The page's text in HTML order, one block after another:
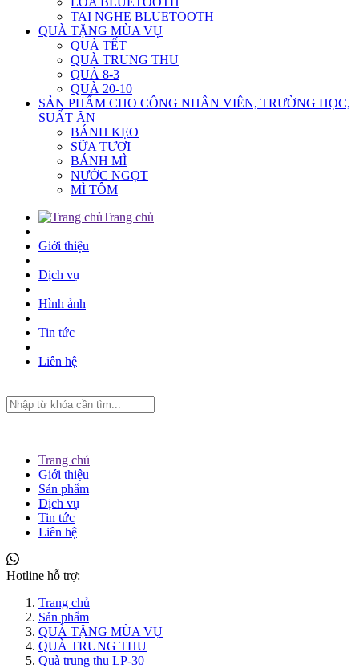
TAI NGHE BLUETOOTH
QUÀ TẶNG MÙA VỤ
QUÀ TẾT
QUÀ TRUNG THU
QUÀ 8-3
QUÀ 20-10
SẢN PHẨM CHO CÔNG NHÂN VIÊN, TRƯỜNG HỌC,
SUẤT ĂN
BÁNH KẸO
SỮA TƯƠI
BÁNH MÌ
NƯỚC NGỌT
MÌ TÔM
Trang chủ
Giới thiệu
Dịch vụ
Hình ảnh
Tin tức
Liên hệ
Trang chủ
Giới thiệu
Sản phẩm
Dịch vụ
Tin tức
Liên hệ
Hotline hỗ trợ:
Trang chủ
Sản phẩm
QUÀ TẶNG MÙA VỤ
QUÀ TRUNG THU
Quà trung thu LP-30